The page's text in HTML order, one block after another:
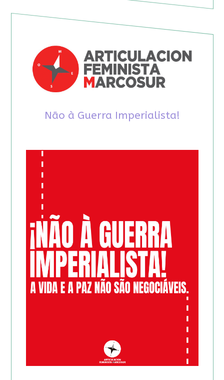
Não à Guerra Imperialista!